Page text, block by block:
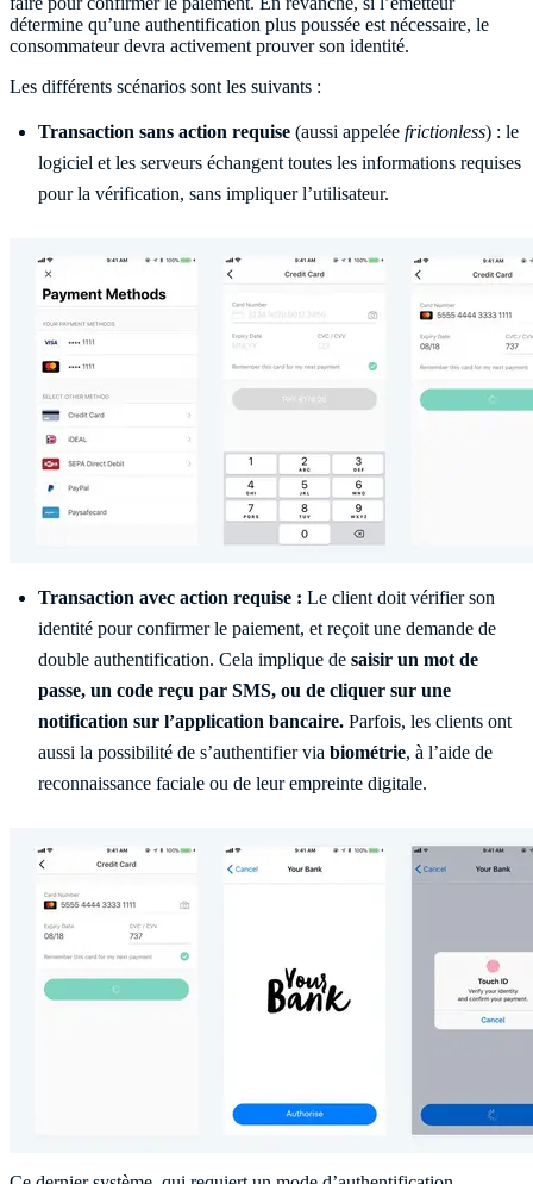
détermine qu’une authentification plus poussée est nécessaire, le
consommateur devra activement prouver son identité.
Les différents scénarios sont les suivants :
Transaction sans action requise (aussi appelée frictionless) : le
logiciel et les serveurs échangent toutes les informations requises
pour la vérification, sans impliquer l’utilisateur.
Transaction avec action requise : Le client doit vérifier son
identité pour confirmer le paiement, et reçoit une demande de
double authentification. Cela implique de saisir un mot de
passe, un code reçu par SMS, ou de cliquer sur une
notification sur l’application bancaire. Parfois, les clients ont
aussi la possibilité de s’authentifier via biométrie, à l’aide de
reconnaissance faciale ou de leur empreinte digitale.